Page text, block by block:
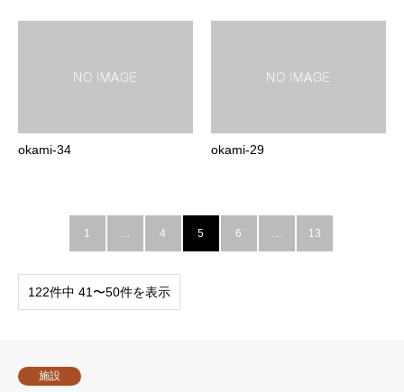
okami-34 okami-29
1 … 4 5 6 … 13
122件中 41〜50件を表示
施設